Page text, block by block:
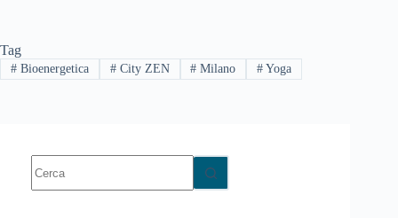
Tag
#Bioenergetica #City ZEN # Milano # Yoga
risultato